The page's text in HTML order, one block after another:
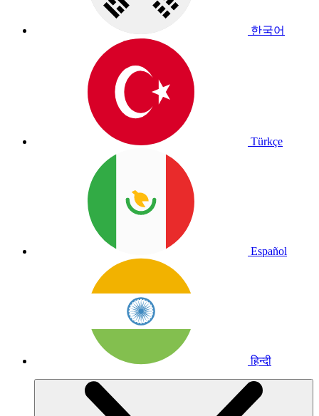
한국어
Türkçe
Español
हिन्दी